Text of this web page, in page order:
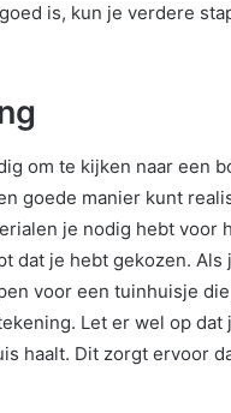
is, kun je verdere
om te kijken naar een
goede manier kunt
je nodig hebt voor
dat je hebt gekozen. Als
voor een tuinhuisje
Let er wel op dat
haalt. Dit zorgt ervoor